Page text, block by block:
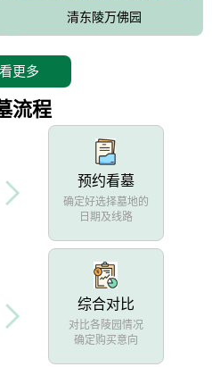
户提供墓碑设计制作服务、特色
清东陵万佛园
更多
流程
预约看墓
确定好选择墓地的
日期及线路
综合对比
对比各陵园情况
确定购买意向